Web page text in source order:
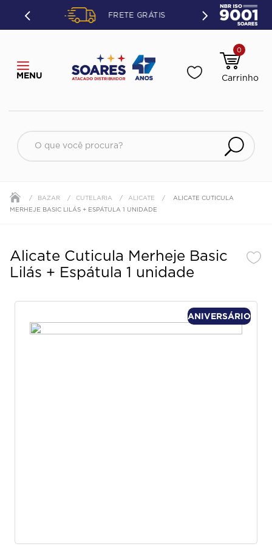
FRETE GRÁTIS
0
O que você procura?
BAZAR CUTELARIA ALICATE
ALICATE CUTICULA
MERHEJE BASIC LILÁS + ESPÁTULA 1 UNIDADE
Alicate Cuticula Merheje Basic
Lilás + Espátula 1 unidade
ANIVERSÁRIO